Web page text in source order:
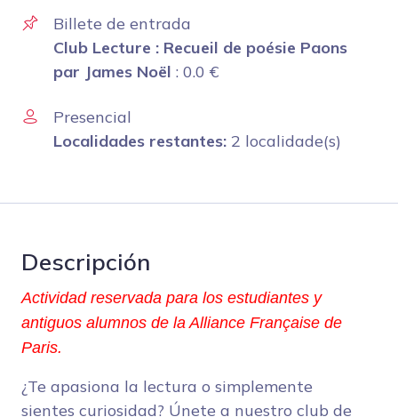
Billete de entrada
Club Lecture : Recueil de poésie Paons
par James Noël : 0.0 €
Presencial
Localidades restantes: 2 localidade(s)
Descripción
Actividad reservada para los estudiantes y
antiguos alumnos de la Alliance Française de
Paris.
¿Te apasiona la lectura o simplemente
sientes curiosidad? Únete a nuestro club de